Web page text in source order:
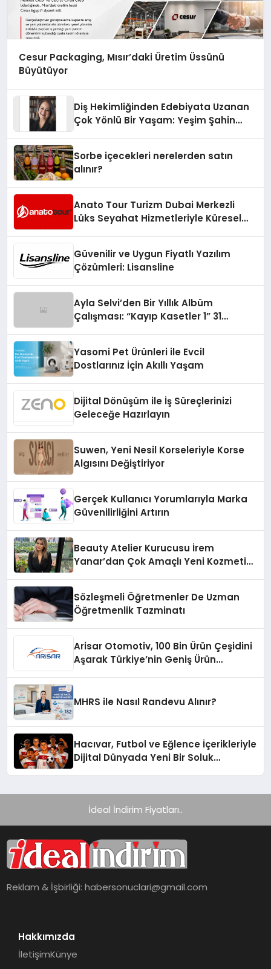
Cesur Packaging, Mısır’daki Üretim Üssünü
Büyütüyor
Diş Hekimliğinden Edebiyata Uzanan
Çok Yönlü Bir Yaşam: Yeşim Şahin
Sorbe içecekleri nerelerden satın
alınır?
Anato Tour Turizm Dubai Merkezli
Lüks Seyahat Hizmetleriyle Küresel
Güvenilir ve Uygun Fiyatlı Yazılım
Çözümleri: Lisansline
Ayla Selvi’den Bir Yıllık Albüm
Çalışması: “Kayıp Kasetler 1” 31
Yasomi Pet Ürünleri ile Evcil
Dostlarınız İçin Akıllı Yaşam
Dijital Dönüşüm ile İş Süreçlerinizi
Geleceğe Hazırlayın
Suwen, Yeni Nesil Korseleriyle Korse
Algısını Değiştiriyor
Gerçek Kullanıcı Yorumlarıyla Marka
Güvenilirliğini Artırın
Beauty Atelier Kurucusu İrem
Yanar’dan Çok Amaçlı Yeni Kozmetik
Sözleşmeli Öğretmenler De Uzman
Öğretmenlik Tazminatı
Arisar Otomotiv, 100 Bin Ürün Çeşidini
Aşarak Türkiye’nin Geniş Ürün
MHRS ile Nasıl Randevu Alınır?
Hacıvar, Futbol ve Eğlence İçerikleriyle
Dijital Dünyada Yeni Bir Soluk
İdeal İndirim Fiyatları..
Reklam & İşbirliği:habersonuclari@gmail.com
Hakkımızda
İletişimKünye